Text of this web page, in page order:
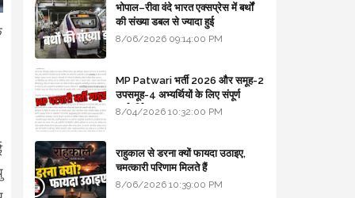
भोपाल–रीवा वंदे भारत एक्सप्रेस में बर्थों
की संख्या डबल से ज्यादा हुई
8/06/2026 09:14:00 PM
MP Patwari भर्ती 2026 और समूह-2
उपसमूह-4 अभ्यर्थियों के लिए संपूर्ण
मार्गदर्शिका
8/04/2026 10:32:00 PM
राहुकाल से डरना क्यों फायदा उठाइए,
चमत्कारी परिणाम मिलते हैं
8/06/2026 10:39:00 PM